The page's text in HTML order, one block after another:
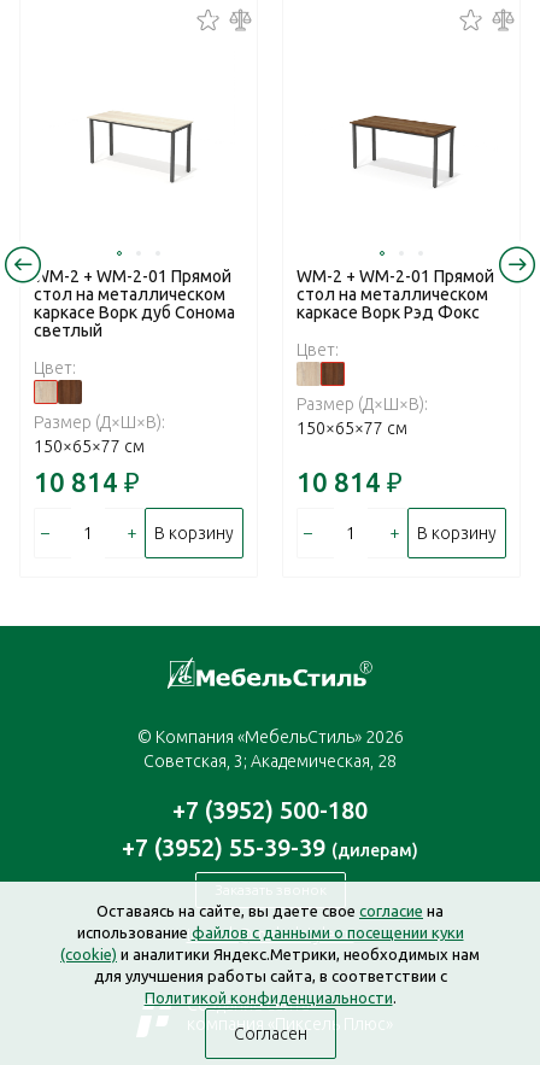
WM-2 + WM-2-01 Прямой
стол на металлическом
каркасе Ворк дуб Сонома
светлый
Цвет:
Размер (Д×Ш×В):
150×65×77 см
10 814 ₽
– + В корзину
WM-2 + WM-2-01 Прямой
стол на металлическом
каркасе Ворк Рэд Фокс
Цвет:
Размер (Д×Ш×В):
150×65×77 см
10 814 ₽
– + В корзину
© Компания «МебельСтиль» 2026
Советская, 3; Академическая, 28
+7 (3952) 500-180
+7 (3952) 55-39-39 (дилерам)
Заказать звонок
irkutsk@mebelstyle.ru
Создание сайта —
компания «Пиксель Плюс»
Оставаясь на сайте, вы даете свое согласие на
использованиефайлов с данными о посещении куки
(cookie) и аналитики Яндекс.Метрики, необходимых нам
для улучшения работы сайта, в соответствии с
Политикой конфиденциальности.
Согласен